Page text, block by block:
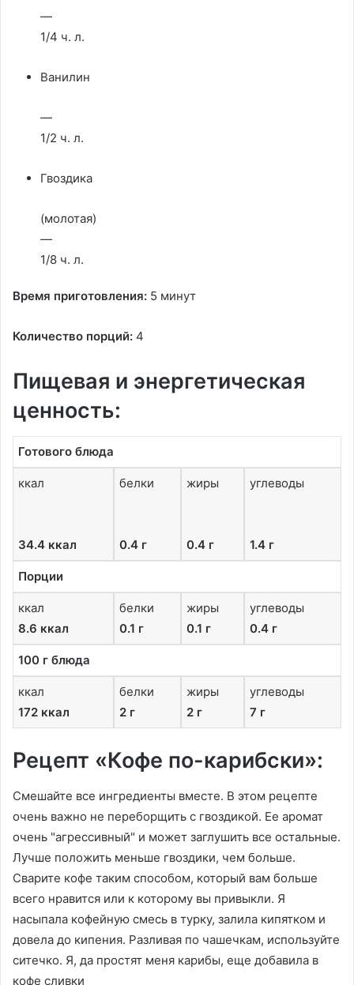
—
1/4 ч. л.
Ванилин
—
1/2 ч. л.
Гвоздика
(молотая)
—
1/8 ч. л.
Время приготовления: 5 минут
Количество порций: 4
Пищевая и энергетическая
ценность:
Готового блюда
ккал
34.4 ккал
белки
0.4 г
жиры
0.4 г
углеводы
1.4 г
Порции
ккал
8.6 ккал
белки
0.1 г
жиры
0.1 г
углеводы
0.4 г
100 г блюда
ккал
172 ккал
белки
2 г
жиры
2 г
углеводы
7 г
Рецепт «Кофе по-карибски»:
Смешайте все ингредиенты вместе. В этом рецепте
очень важно не переборщить с гвоздикой. Ее аромат
очень "агрессивный" и может заглушить все остальные.
Лучше положить меньше гвоздики, чем больше.
Сварите кофе таким способом, который вам больше
всего нравится или к которому вы привыкли. Я
насыпала кофейную смесь в турку, залила кипятком и
довела до кипения. Разливая по чашечкам, используйте
ситечко. Я, да простят меня карибы, еще добавила в
кофе сливки